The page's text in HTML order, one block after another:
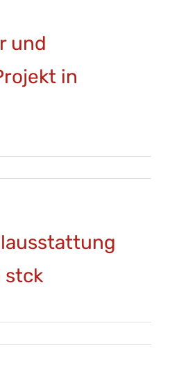
und
in
stck